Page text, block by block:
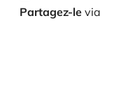
Partagez-le via